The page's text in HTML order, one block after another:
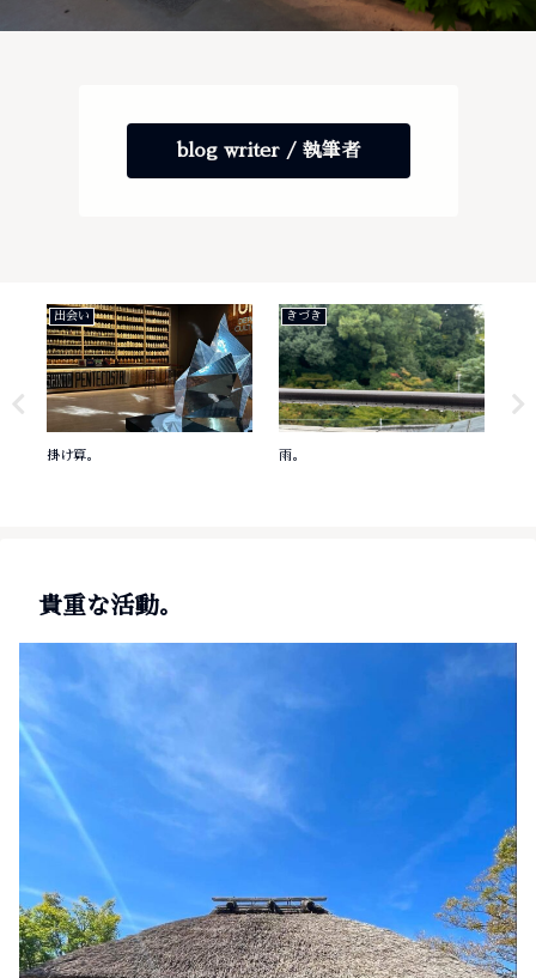
blog writer / 執筆者
出会い
掛け算。
きづき
雨。
貴重な活動。